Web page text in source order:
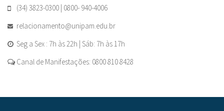
(34) 3823-0300 | 0800- 940-4006
relacionamento@unipam.edu.br
Seg a Sex : 7h às 22h | Sáb: 7h às 17h
Canal de Manifestações: 0800 810 8428